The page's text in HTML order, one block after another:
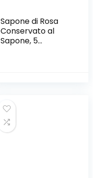
Sapone di Rosa
Conservato al
Sapone, 5
Confezione 1 °
Anniversario/Com
pleanno/Matrimon